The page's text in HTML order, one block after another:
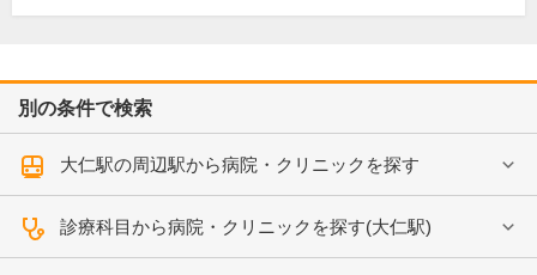
別の条件で検索
大仁駅の周辺駅から病院・クリニックを探す
診療科目から病院・クリニックを探す(大仁駅)